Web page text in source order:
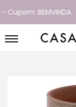
BEMVINDA